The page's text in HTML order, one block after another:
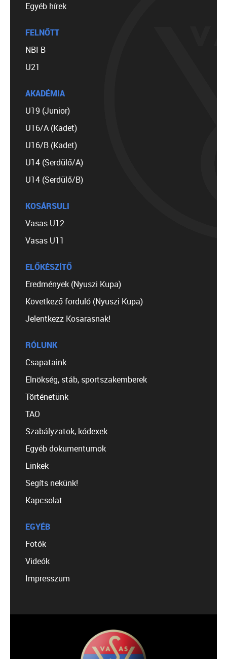
Egyéb hírek
FELNŐTT
NBI B
U21
AKADÉMIA
U19 (Junior)
U16/A (Kadet)
U16/B (Kadet)
U14 (Serdülő/A)
U14 (Serdülő/B)
KOSÁRSULI
Vasas U12
Vasas U11
ELŐKÉSZÍTŐ
Eredmények (Nyuszi Kupa)
Következő forduló (Nyuszi Kupa)
Jelentkezz Kosarasnak!
RÓLUNK
Csapataink
Elnökség, stáb, sportszakemberek
Történetünk
TAO
Szabályzatok, kódexek
Egyéb dokumentumok
Linkek
Segíts nekünk!
Kapcsolat
EGYÉB
Fotók
Videók
Impresszum